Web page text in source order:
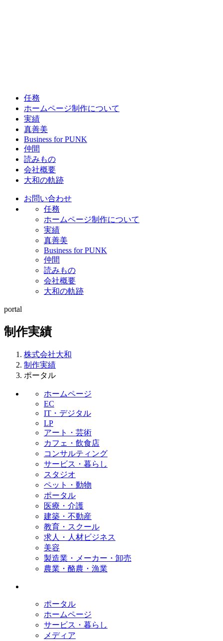
任務
ホームページ制作について
実績
真善美
Business for PUNK
仲間
読みもの
会社概要
大和の軌跡
お問い合わせ
任務
ホームページ制作について
実績
真善美
Business for PUNK
仲間
読みもの
会社概要
大和の軌跡
portal
制作実績
株式会社大和
制作実績
ポータル
ホームページ
EC
IT・デジタル
LP
アート・芸術
カフェ・飲食店
コンサルティング
サービス・暮らし
スタジオ
ペット・動物
ポータル
医療・介護
建築・不動産
教育・スクール
求人・人材ビジネス
美容
製造業・メーカー・卸売
農業・酪農・漁業
ポータル
ホームページ
サービス・暮らし
メディア